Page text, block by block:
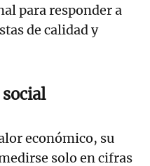
para responder a
de calidad y
económico, su
solo en cifras